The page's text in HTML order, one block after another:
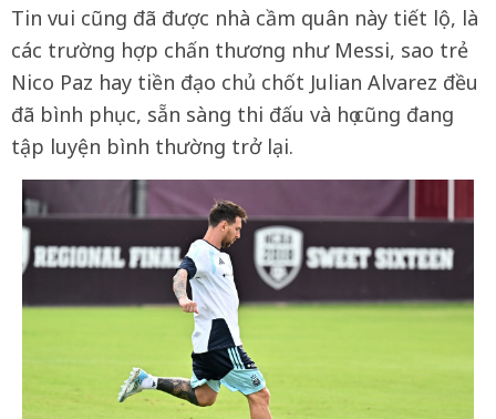
Tin vui cũng đã được nhà cầm quân này tiết lộ, là
các trường hợp chấn thương như Messi, sao trẻ
Nico Paz hay tiền đạo chủ chốt Julian Alvarez đều
đã bình phục, sẵn sàng thi đấu và họ cũng đang
tập luyện bình thường trở lại.